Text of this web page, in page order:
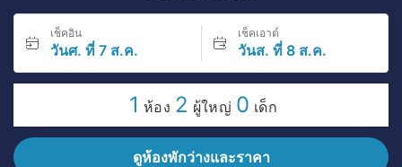
เช็คอิน
วันศ. ที่ 7 ส.ค.
เช็คเอาต์
วันส. ที่ 8 ส.ค.
1 ห้อง 2 ผู้ใหญ่ 0 เด็ก
ดูห้องพักว่างและราคา